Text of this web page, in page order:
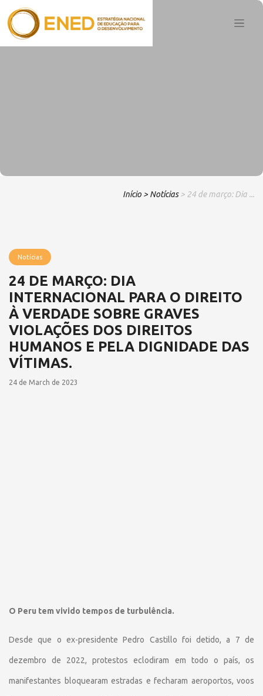
Início > Notícias > 24 de março: Dia ...
Notícias
24 DE MARÇO: DIA
INTERNACIONAL PARA O DIREITO
À VERDADE SOBRE GRAVES
VIOLAÇÕES DOS DIREITOS
HUMANOS E PELA DIGNIDADE DAS
VÍTIMAS.
24 de March de 2023
O Peru tem vivido tempos de turbulência.
Desde que o ex-presidente Pedro Castillo foi detido, a 7 de
dezembro de 2022, protestos eclodiram em todo o país, os
manifestantes bloquearam estradas e fecharam aeroportos, voos